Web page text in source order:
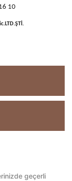
10
geçerli